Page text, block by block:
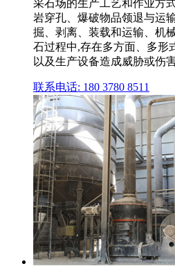
采石场的生产工艺和作业方
岩穿孔、爆破物品领退与运
掘、剥离、装载和运输、机
石过程中,存在多方面、多形
以及生产设备造成威胁或伤
联系电话: 180 3780 8511